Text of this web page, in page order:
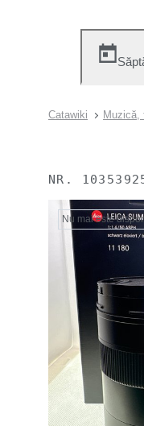
Catawiki Muzică,
NR.
Nu mai este